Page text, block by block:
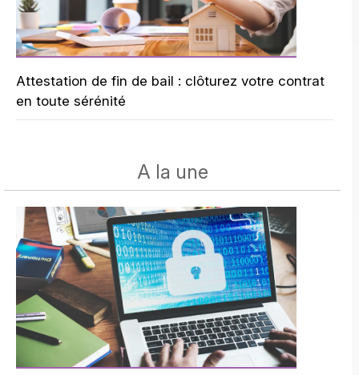
Attestation de fin de bail : clôturez votre contrat
en toute sérénité
A la une